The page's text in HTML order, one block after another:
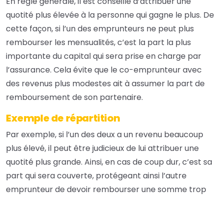
quotité plus élevée à la personne qui gagne le plus. De
cette façon, si l’un des emprunteurs ne peut plus
rembourser les mensualités, c’est la part la plus
importante du capital qui sera prise en charge par
l’assurance. Cela évite que le co-emprunteur avec
des revenus plus modestes ait à assumer la part de
remboursement de son partenaire.
Exemple de répartition
Par exemple, si l’un des deux a un revenu beaucoup
plus élevé, il peut être judicieux de lui attribuer une
quotité plus grande. Ainsi, en cas de coup dur, c’est sa
part qui sera couverte, protégeant ainsi l’autre
emprunteur de devoir rembourser une somme trop